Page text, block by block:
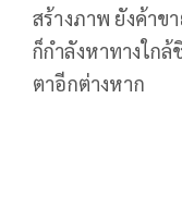
สร้างภาพ ยังค้าข
ก็กำลังหาทางใก
ตาอีกต่างหาก